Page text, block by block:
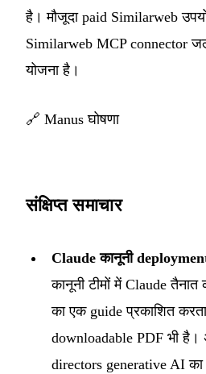
है। मौजूदा paid Similarweb
Similarweb MCP connector
योजना है।
🔗 Manus घोषणा
संक्षिप्त समाचार
Claude कानूनी
कानूनी टीमों में Claude
का एक guide प्रकाशित
downloadable PDF भी
directors generative AI